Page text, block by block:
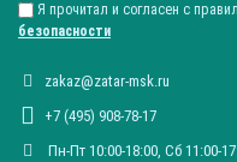
Я прочитал и согласен с
безопасности
zakaz@zatar-msk.ru
+7 (495) 908-78-17
Пн-Пт 10:00-18:00, Сб 11:00-